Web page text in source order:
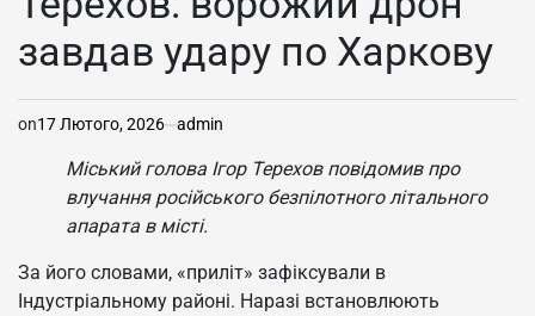
завдав удару по Харкову
on17 Лютого, 2026 admin
Міський голова Ігор Терехов повідомив про
влучання російського безпілотного літального
апарата в місті.
За його словами, «приліт» зафіксували в
Індустріальному районі. Наразі встановлюють